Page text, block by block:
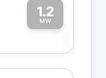
1.2
MW1